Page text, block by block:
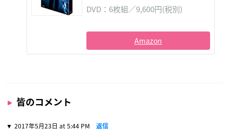
DVD：6枚組／9,600円(税別)
Amazon
皆のコメント
2017年5月23日 at 5:44 PM 返信